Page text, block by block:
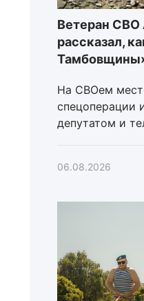
Ветеран СВО
рассказал,
На СВОем
спецоперации
депутатом и
06.08.2026